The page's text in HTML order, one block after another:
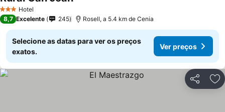
3 EstrelasHotel
8,7 Excelente 245 Rosell, a 5.4 km de Cenia
Selecione as datas para ver os preços
exatos.
Ver preços
Partilhar